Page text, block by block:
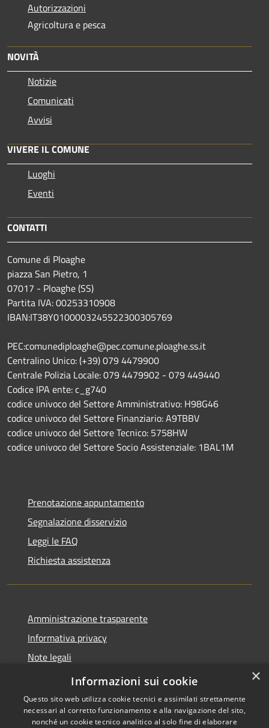
Autorizzazioni
Agricoltura e pesca
NOVITÀ
Notizie
Comunicati
Avvisi
VIVERE IL COMUNE
Luoghi
Eventi
CONTATTI
Comune di Ploaghe
piazza San Pietro, 1
07017 - Ploaghe (SS)
Partita IVA: 00253310908
IBAN:IT38Y0100003245522300305769
PEC:comunediploaghe@pec.comune.ploaghe.ss.it
Centralino Unico: (+39) 079 4479900
Centrale Polizia Locale: 079 4479902 - 079 449440
Codice IPA ente: c_g740
codice univoco del Settore Amministrativo: H98G46
codice univoco del Settore Finanziario: A9TBBV
codice univoco del Settore Tecnico: 5758HW
codice univoco del Settore Socio Assistenziale: 1BAL1M
Prenotazione appuntamento
Segnalazione disservizio
Leggi le FAQ
Richiesta assistenza
Amministrazione trasparente
Informativa privacy
Note legali
Dichiarazione di accessibilità
×
Informazioni sui cookie
Questo sito web utilizza cookie tecnici e assimilati strettamente
necessari al corretto funzionamento e alla navigazione del sito,
nonché un cookie tecnico analitico al solo fine di elaborare